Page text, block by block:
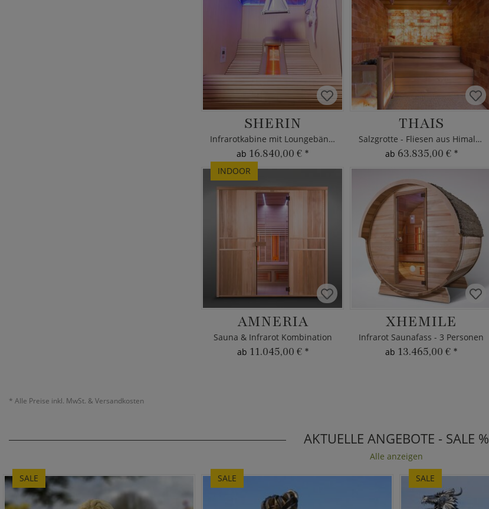
SHERIN
Infrarotkabine mit Loungebänken
ab 16.840,00 € *
THAIS
Salzgrotte - Fliesen aus Himalaya Salz
ab 63.835,00 € *
INDOOR
AMNERIA
Sauna & Infrarot Kombination
ab 11.045,00 € *
XHEMILE
Infrarot Saunafass - 3 Personen
ab 13.465,00 € *
* Alle Preise inkl. MwSt. & Versandkosten
AKTUELLE ANGEBOTE - SALE %
Alle anzeigen
SALE
SALE SALE